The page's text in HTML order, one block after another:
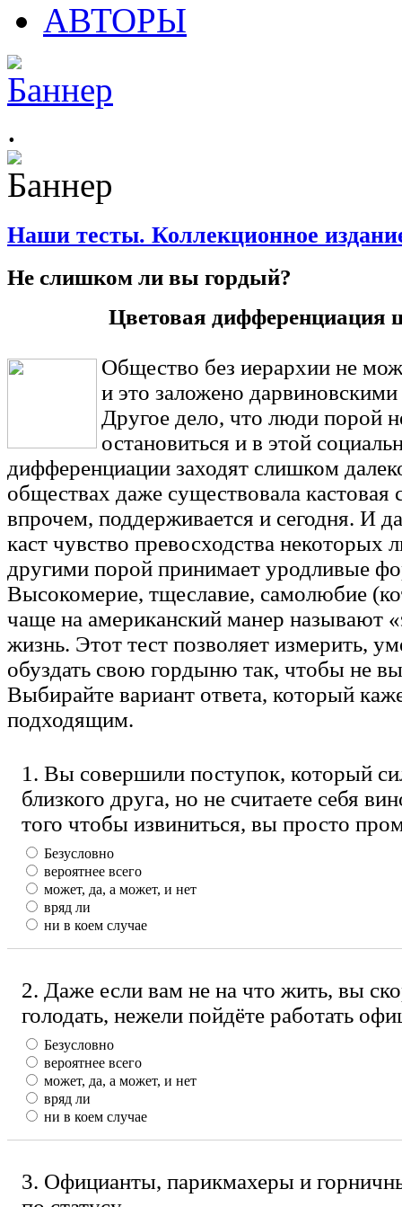
АВТОРЫ
.
Наши тесты. Коллекционное
Не слишком ли вы гордый?
Цветовая дифференциация
Общество без иерархии не
и это заложено
Другое дело, что люди порой
остановиться и в этой
дифференциации заходят слишком
обществах даже существовала кастовая
впрочем, поддерживается и сегодня. И
каст чувство превосходства некоторых
другими порой принимает уродливые
Высокомерие, тщеславие, самолюбие
чаще на американский манер называют
жизнь. Этот тест позволяет измерить,
обуздать свою гордыню так, чтобы не
Выбирайте вариант ответа, который
подходящим.
1. Вы совершили поступок, который
близкого друга, но не считаете себя
того чтобы извиниться, вы просто
Безусловно
вероятнее всего
может, да, а может, и нет
вряд ли
ни в коем случае
2. Даже если вам не на что жить, вы
голодать, нежели пойдёте работать
Безусловно
вероятнее всего
может, да, а может, и нет
вряд ли
ни в коем случае
3. Официанты, парикмахеры и